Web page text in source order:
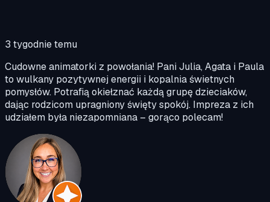
3 tygodnie temu
Cudowne animatorki z powołania! Pani Julia, Agata i Paula
to wulkany pozytywnej energii i kopalnia świetnych
pomysłów. Potrafią okiełznać każdą grupę dzieciaków,
dając rodzicom upragniony święty spokój. Impreza z ich
udziałem była niezapomniana – gorąco polecam!